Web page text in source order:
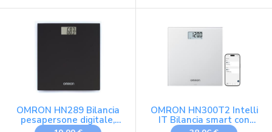
OMRON HN289 Bilancia
pesapersone digitale,
design ultrasottile
OMRON HN300T2 Intelli
IT Bilancia smart con
Bluetooth